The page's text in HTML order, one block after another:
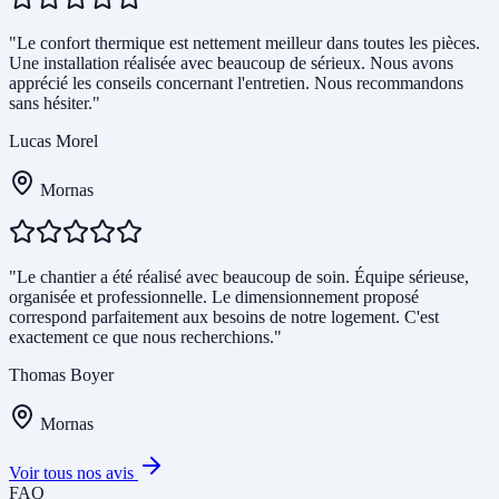
"Le confort thermique est nettement meilleur dans toutes les pièces.
Une installation réalisée avec beaucoup de sérieux. Nous avons
apprécié les conseils concernant l'entretien. Nous recommandons
sans hésiter."
Lucas Morel
Mornas
"Le chantier a été réalisé avec beaucoup de soin. Équipe sérieuse,
organisée et professionnelle. Le dimensionnement proposé
correspond parfaitement aux besoins de notre logement. C'est
exactement ce que nous recherchions."
Thomas Boyer
Mornas
Voir tous nos avis
FAQ